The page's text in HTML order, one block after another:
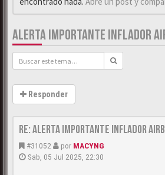
ALERTA IMPORTANTE INFLADOR
Responder
Re: Alerta importante inflador
#31052 por MACYNG
Sab, 05 Jul 2025, 22:30